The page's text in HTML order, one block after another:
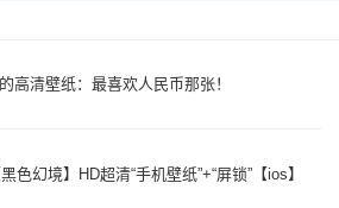
高清壁纸：最喜欢人民币那张！
色幻境】HD超清“手机壁纸”+“屏锁”【ios】